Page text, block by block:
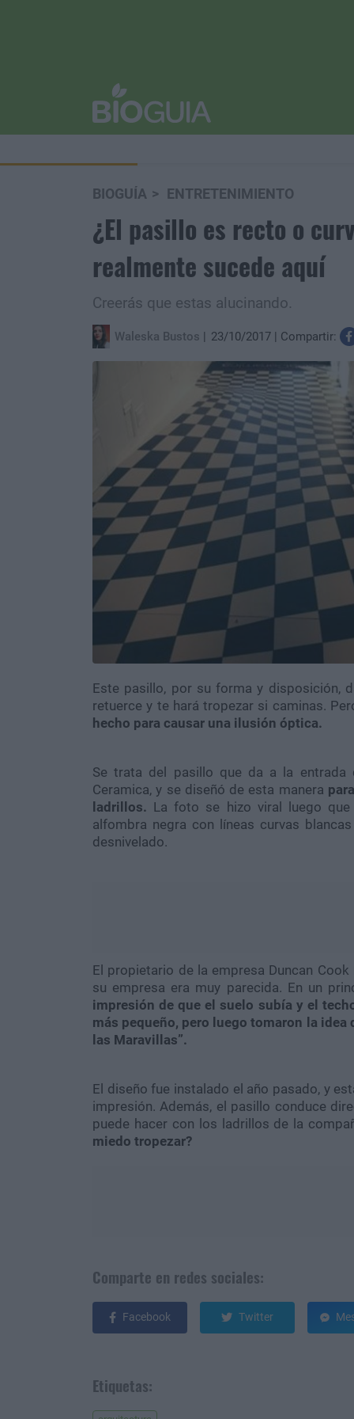
BIOGUÍA ENTRETENIMIENTO
¿El pasillo es recto o
realmente sucede aquí
Creerás que estas alucinando.
Waleska Bustos 23/10/2017 Compartir:
Este pasillo, por su forma y disposición,
retuerce y te hará tropezar si caminas.
hecho para causar una ilusión óptica.
Se trata del pasillo que da a la entrada
Ceramica, y se diseñó de esta manera
ladrillos. La foto se hizo viral luego
alfombra negra con líneas curvas
desnivelado.
El propietario de la empresa Duncan
su empresa era muy parecida. En un
impresión de que el suelo subía y el
más pequeño, pero luego tomaron la
las Maravillas”.
El diseño fue instalado el año pasado, y
impresión. Además, el pasillo conduce
puede hacer con los ladrillos de la
miedo tropezar?
Comparte en redes sociales:
Facebook Twitter
Etiquetas: